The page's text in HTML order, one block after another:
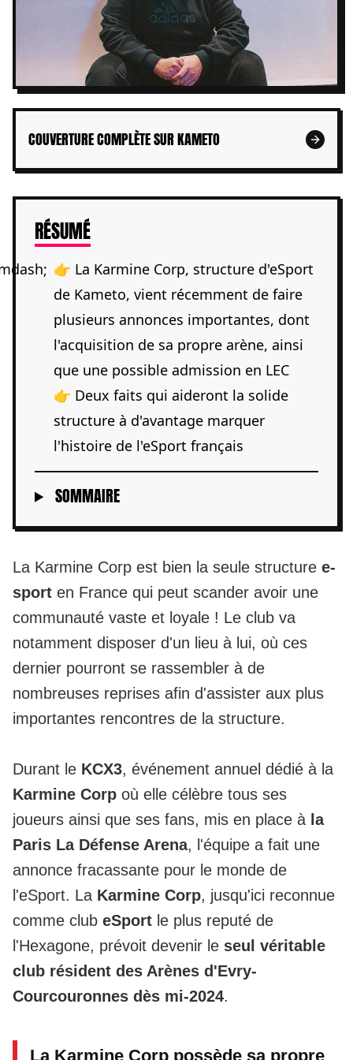
COUVERTURE COMPLÈTE SUR KAMETO
RÉSUMÉDE L'ARTICLE
👉 La Karmine Corp, structure d'eSport
de Kameto, vient récemment de faire
plusieurs annonces importantes, dont
l'acquisition de sa propre arène, ainsi
que une possible admission en LEC
👉 Deux faits qui aideront la solide
structure à d'avantage marquer
l'histoire de l'eSport français
SOMMAIRE
La Karmine Corp est bien la seule structure e-
sport en France qui peut scander avoir une
communauté vaste et loyale ! Le club va
notamment disposer d'un lieu à lui, où ces
dernier pourront se rassembler à de
nombreuses reprises afin d'assister aux plus
importantes rencontres de la structure.
Durant le KCX3, événement annuel dédié à la
Karmine Corp où elle célèbre tous ses
joueurs ainsi que ses fans, mis en place à la
Paris La Défense Arena, l'équipe a fait une
annonce fracassante pour le monde de
l'eSport. La Karmine Corp, jusqu'ici reconnue
comme club eSport le plus reputé de
l'Hexagone, prévoit devenir le seul véritable
club résident des Arènes d'Evry-
Courcouronnes dès mi-2024.
La Karmine Corp possède sa propre